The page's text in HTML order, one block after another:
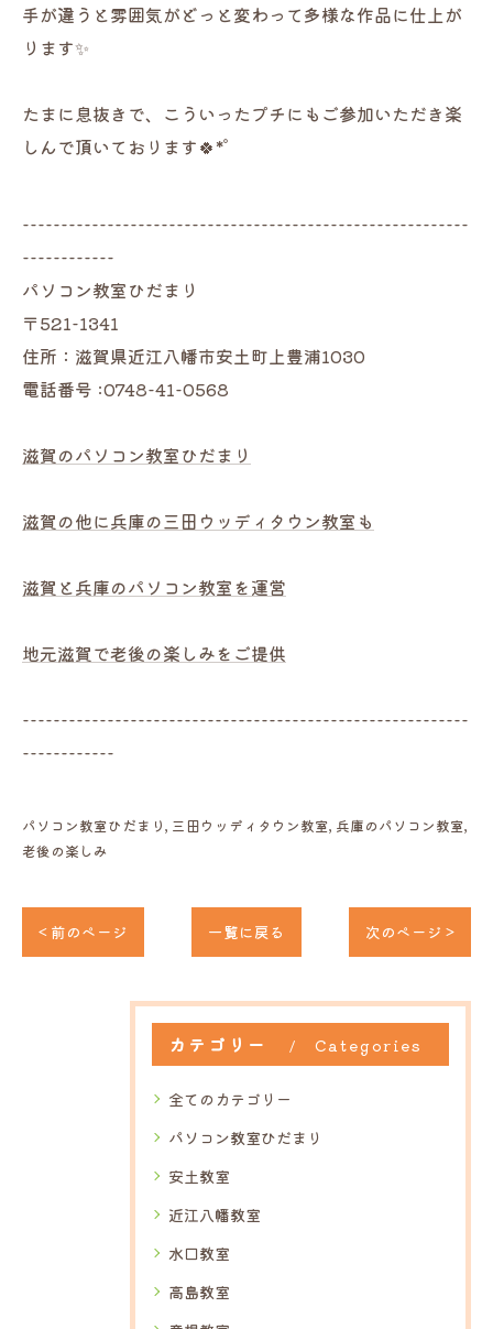
手が違うと雰囲気がどっと変わって多様な作品に仕上が
ります✨
たまに息抜きで、こういったプチにもご参加いただき楽
しんで頂いております🍀*゜
----------------------------------------------------------
------------
パソコン教室ひだまり
〒521-1341
住所：滋賀県近江八幡市安土町上豊浦1030
電話番号 :0748-41-0568
滋賀のパソコン教室ひだまり
滋賀の他に兵庫の三田ウッディタウン教室も
滋賀と兵庫のパソコン教室を運営
地元滋賀で老後の楽しみをご提供
----------------------------------------------------------
------------
パソコン教室ひだまり 三田ウッディタウン教室 兵庫のパソコン教室
老後の楽しみ
< 前のページ 一覧に戻る 次のページ >
カテゴリー Categories
全てのカテゴリー
パソコン教室ひだまり
安土教室
近江八幡教室
水口教室
高島教室